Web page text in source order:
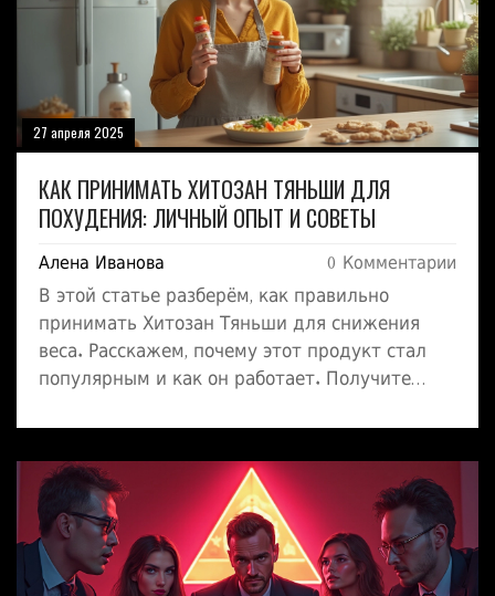
27 апреля 2025
КАК ПРИНИМАТЬ ХИТОЗАН ТЯНЬШИ ДЛЯ
ПОХУДЕНИЯ: ЛИЧНЫЙ ОПЫТ И СОВЕТЫ
Алена Иванова 0 Комментарии
В этой статье разберём, как правильно
принимать Хитозан Тяньши для снижения
веса. Расскажем, почему этот продукт стал
популярным и как он работает. Получите
науки. Узнайте, чего ожидать от курса и на
какие нюансы стоит обратить внимание.
Поделимся советами, как встроить Хитозан в
свою жизнь без лишнего стресса.